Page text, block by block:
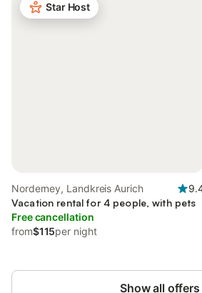
Star Host
Norderney, Landkreis Aurich
Vacation rental for 4 people, with pets
Free cancellation
from$115per night
Show all offers